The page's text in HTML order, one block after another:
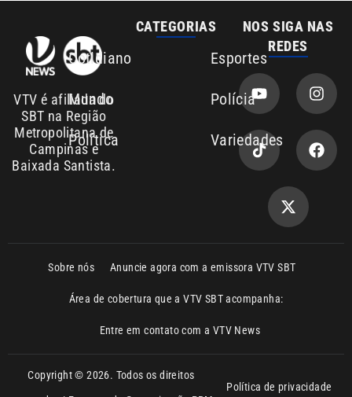
Anuncie agora com a emissora VTV SBT
Área de cobertura que a VTV SBT acompanha:
Entre em contato com a VTV News
Copyright © 2026. Todos os direitos
reservados | Empresa de Comunicação PRM
Política de privacidade